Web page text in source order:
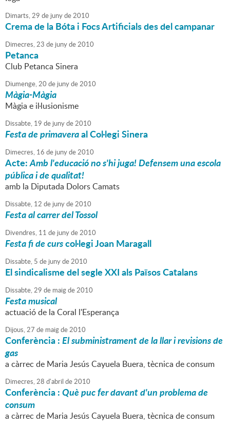
Dimarts,29 de junyde2010
Crema de la Bóta i Focs Artificials des del campanar
Dimecres,23 de junyde2010
Petanca
Club Petanca Sinera
Diumenge,20 de junyde2010
Màgia-Màgia
Màgia e il·lusionisme
Dissabte, 19 de junyde2010
Festa de primaveraal Col·legi Sinera
Dimecres, 16 de junyde2010
Acte:Amb l'educació no s'hi juga! Defensem una escola
pública i de qualitat!
amb la Diputada Dolors Camats
Dissabte, 12 de junyde2010
Festa al carrer del Tossol
Divendres, 11 de junyde2010
Festa fi de curscol·legi Joan Maragall
Dissabte, 5 de junyde2010
El sindicalisme del segle XXI als Països Catalans
Dissabte,29 de maigde2010
Festa musical
actuació de la Coral l'Esperança
Dijous,27 de maigde2010
Conferència :El subministrament de la llar i revisions de
gas
a càrrec de Maria Jesús Cayuela Buera, tècnica de consum
Dimecres,28 d'abril de2010
Conferència :Què puc fer davant d'un problema de
consum
a càrrec de Maria Jesús Cayuela Buera, tècnica de consum